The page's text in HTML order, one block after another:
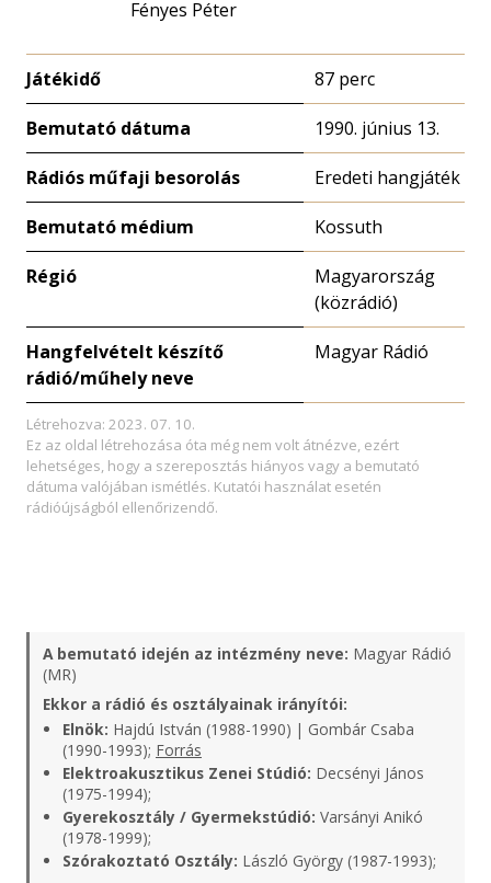
Fényes Péter
Játékidő 87 perc
Bemutató dátuma 1990. június 13.
Rádiós műfaji besorolás Eredeti hangjáték
Bemutató médium Kossuth
Régió
Magyarország
(közrádió)
Hangfelvételt készítő
rádió/műhely neve
Magyar Rádió
Létrehozva: 2023. 07. 10.
Ez az oldal létrehozása óta még nem volt átnézve, ezért
lehetséges, hogy a szereposztás hiányos vagy a bemutató
dátuma valójában ismétlés. Kutatói használat esetén
rádióújságból ellenőrizendő.
A bemutató idején az intézmény neve: Magyar Rádió
(MR)
Ekkor a rádió és osztályainak irányítói:
Elnök: Hajdú István (1988-1990) | Gombár Csaba
(1990-1993); Forrás
Elektroakusztikus Zenei Stúdió: Decsényi János
(1975-1994);
Gyerekosztály / Gyermekstúdió: Varsányi Anikó
(1978-1999);
Szórakoztató Osztály: László György (1987-1993);